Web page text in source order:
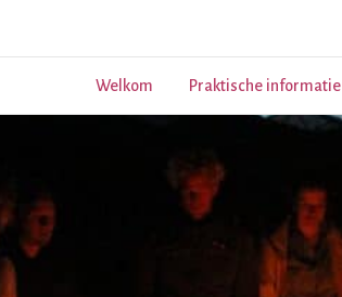
Welkom Praktische informatie